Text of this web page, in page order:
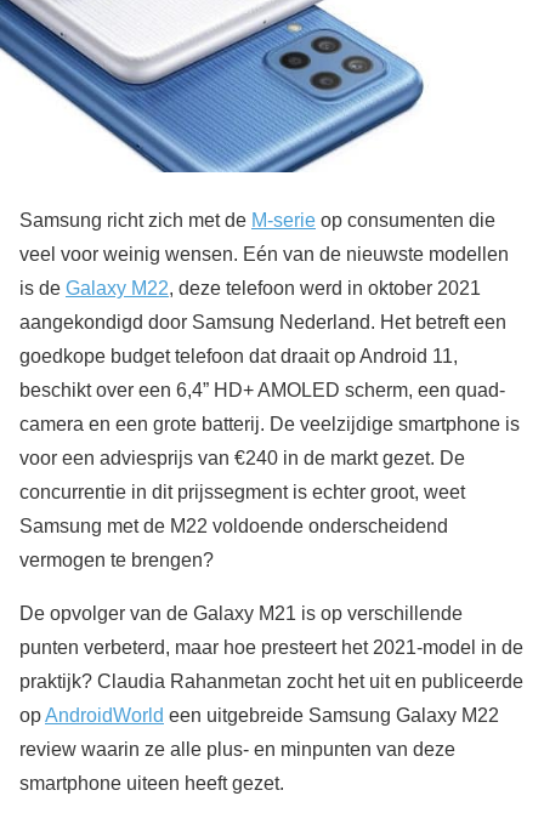
Samsung richt zich met de M-serie op consumenten die
veel voor weinig wensen. Eén van de nieuwste modellen
is de Galaxy M22, deze telefoon werd in oktober 2021
aangekondigd door Samsung Nederland. Het betreft een
goedkope budget telefoon dat draait op Android 11,
beschikt over een 6,4” HD+ AMOLED scherm, een quad-
camera en een grote batterij. De veelzijdige smartphone is
voor een adviesprijs van €240 in de markt gezet. De
concurrentie in dit prijssegment is echter groot, weet
Samsung met de M22 voldoende onderscheidend
vermogen te brengen?
De opvolger van de Galaxy M21 is op verschillende
punten verbeterd, maar hoe presteert het 2021-model in de
praktijk? Claudia Rahanmetan zocht het uit en publiceerde
opAndroidWorld een uitgebreide Samsung Galaxy M22
review waarin ze alle plus- en minpunten van deze
smartphone uiteen heeft gezet.